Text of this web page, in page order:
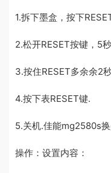
1.拆下墨盒，按下
2.松开RESET按键，5
3.按住RESET多余余2
4.按下表RESET键.
5.关机.佳能mg2580s换
操作：设置内容：